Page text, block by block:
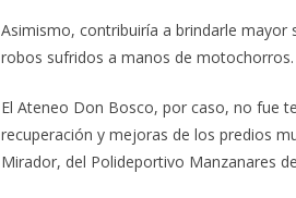
Asimismo, contribuiría a brindarle mayor
robos sufridos a manos de motochorros.
El Ateneo Don Bosco, por caso, no fue
recuperación y mejoras de los predios
Mirador, del Polideportivo Manzanares